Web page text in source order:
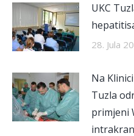
UKC
28. Jula
Na
Tuzla
primjeni